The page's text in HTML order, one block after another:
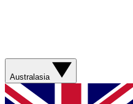
Australasia